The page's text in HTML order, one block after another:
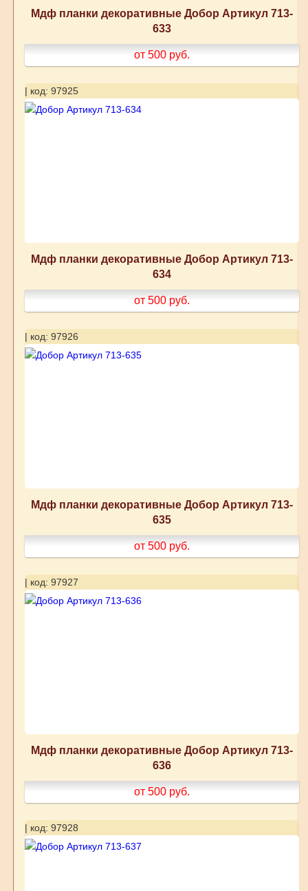
Мдф планки декоративные Добор Артикул 713-
633
от 500 руб.
| код: 97925
Мдф планки декоративные Добор Артикул 713-
634
от 500 руб.
| код: 97926
Мдф планки декоративные Добор Артикул 713-
635
от 500 руб.
| код: 97927
Мдф планки декоративные Добор Артикул 713-
636
от 500 руб.
| код: 97928